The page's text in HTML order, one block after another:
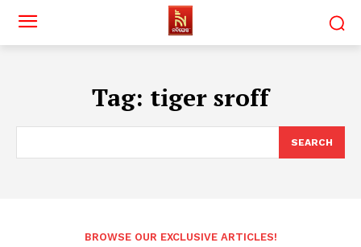
Tag: tiger sroff
SEARCH
BROWSE OUR EXCLUSIVE ARTICLES!